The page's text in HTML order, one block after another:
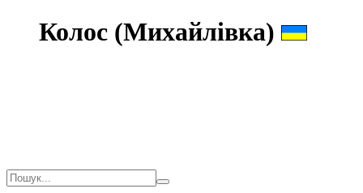
Колос (Михайлівка)